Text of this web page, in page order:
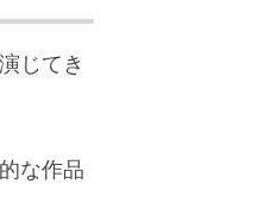
じてき
な作品